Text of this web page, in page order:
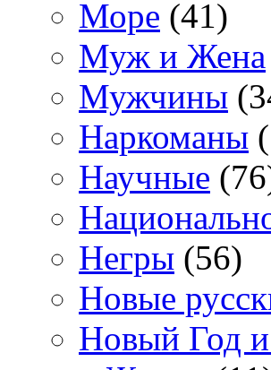
Море (41)
Муж и Жена
Мужчины
Наркоманы
Научные
Негры (56)
Новые
Новый Год